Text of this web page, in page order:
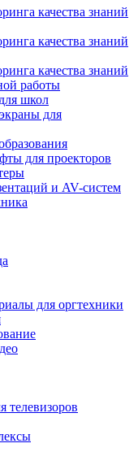
качества знаний
качества знаний
качества знаний
работы
школ
для
для проекторов
и AV-систем
для оргтехники
телевизоров